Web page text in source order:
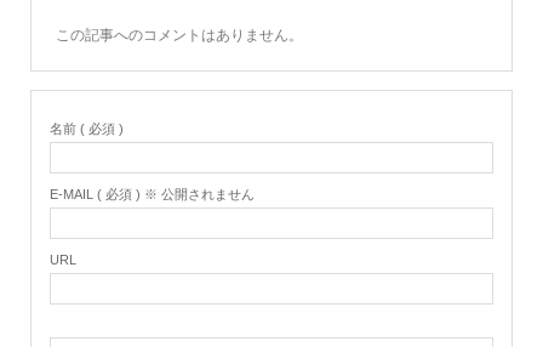
この記事へのコメントはありません。
名前 ( 必須 )
E-MAIL ( 必須 ) ※ 公開されません
URL